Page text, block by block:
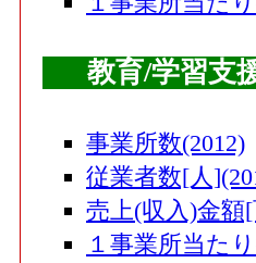
教育/学習支
事業所数(2012)
従業者数[人
売上(収入)金額
１事業所当た